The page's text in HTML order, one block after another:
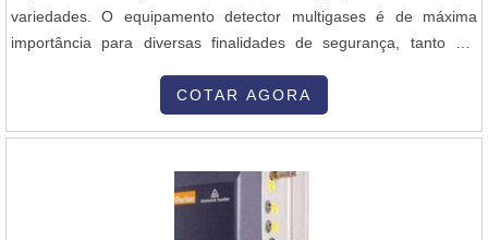
variedades. O equipamento detector multigases é de máxima
importância para diversas finalidades de segurança, tanto em
transtornos futuros e problemas relacionados a vazamentos do
COTAR AGORA